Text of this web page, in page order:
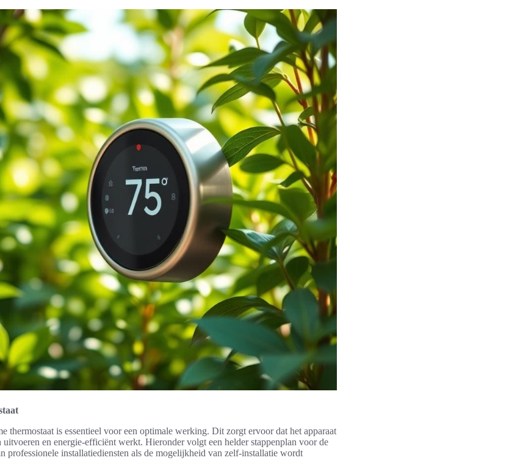
thermostaat is essentieel voor een optimale werking. Dit zorgt ervoor dat het apparaat
en energie-efficiënt werkt. Hieronder volgt een helder stappenplan voor de
professionele installatiediensten als de mogelijkheid van zelf-installatie wordt